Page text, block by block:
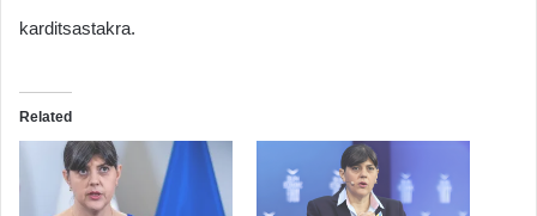
karditsastakra.
Related